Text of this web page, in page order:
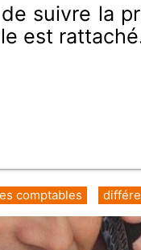
suivre la
est
comptables